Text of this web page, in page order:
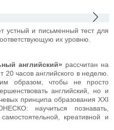
устный и письменный тест для
их уровню.
английский» рассчитан на
20 часов английского в неделю.
образом, чтобы не просто
английский, но и
принципа образования ХХІ
научиться познавать,
креативной и